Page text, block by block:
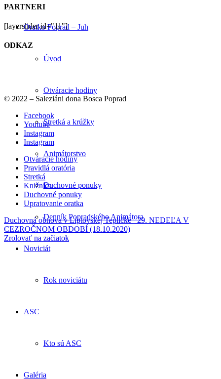
Oratko Poprad – Juh
Úvod
Otváracie hodiny
Stretká a krúžky
Animátorstvo
Duchovné ponuky
Denník Popradského Animátora
Noviciát
Rok noviciátu
ASC
Kto sú ASC
Galéria
PARTNERI
[layerslider id="11"]
ODKAZ
© 2022 – Saleziáni dona Bosca Poprad
Facebook
Youtube
Instagram
Instagram
Otváracie hodiny
Pravidlá oratória
Stretká
Knižnica
Duchovné ponuky
Upratovanie oratka
Duchovná obnova v Liptovskej Tepličke
29. NEDEĽA V
CEZROČNOM OBDOBÍ (18.10.2020)
Zrolovať na začiatok